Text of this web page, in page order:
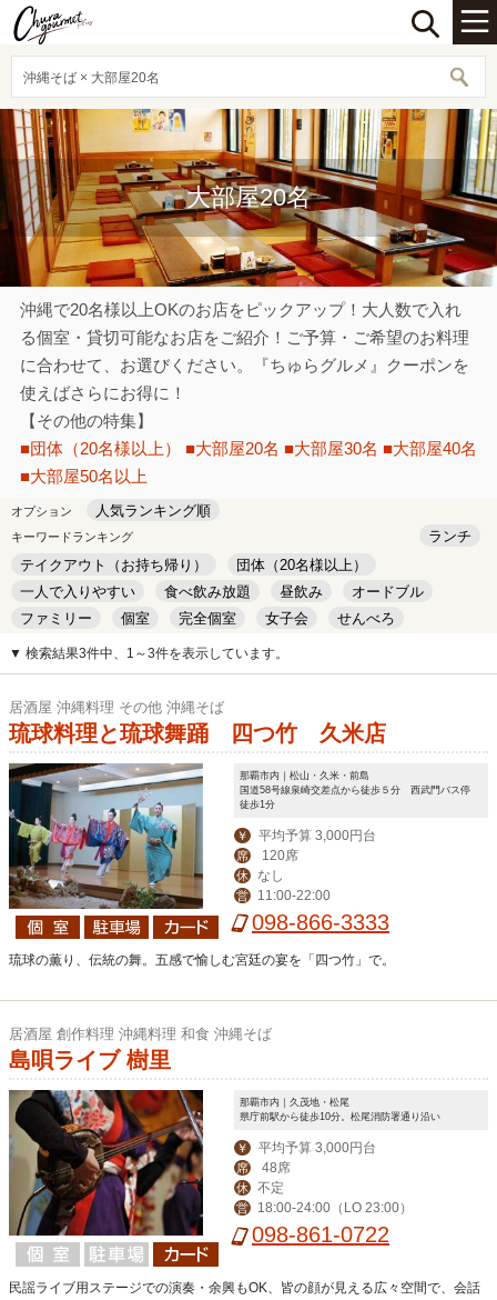
沖縄そば × 大部屋20名
大部屋20名
沖縄で20名様以上OKのお店をピックアップ！大人数で入れ
る個室・貸切可能なお店をご紹介！ご予算・ご希望のお料理
に合わせて、お選びください。『ちゅらグルメ』クーポンを
使えばさらにお得に！
【その他の特集】
■団体（20名様以上）
■大部屋20名 ■大部屋30名 ■大部屋40名
■大部屋50名以上
オプション 人気ランキング順
キーワードランキング
ランチ
テイクアウト（お持ち帰り）
団体（20名様以上）
一人で入りやすい
食べ飲み放題 昼飲み
オードブル
ファミリー
個室 完全個室 女子会
せんべろ
キッズルーム
安い デート
▼ 検索結果3件中、1～3件を表示しています。
居酒屋 沖縄料理 その他 沖縄そば
琉球料理と琉球舞踊 四つ竹 久米店
那覇市内｜松山・久米・前島
国道58号線泉崎交差点から徒歩５分 西武門バス停
徒歩1分
￥ 平均予算 3,000円台
席 120席
休 なし
営 11:00-22:00
098-866-3333
琉球の薫り、伝統の舞。五感で愉しむ宮廷の宴を「四つ竹」で。
居酒屋 創作料理 沖縄料理 和食 沖縄そば
島唄ライブ 樹里
那覇市内｜久茂地・松尾
県庁前駅から徒歩10分。松尾消防署通り沿い
￥ 平均予算 3,000円台
席 48席
休 不定
営 18:00-24:00（LO 23:00）
098-861-0722
民謡ライブ用ステージでの演奏・余興もOK、皆の顔が見える広々空間で、会話